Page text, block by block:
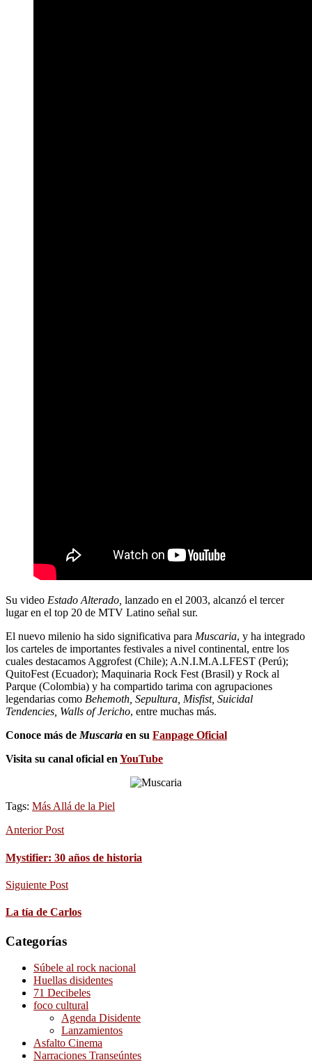
Su video Estado Alterado, lanzado en el 2003, alcanzó el tercer
lugar en el top 20 de MTV Latino señal sur.
El nuevo milenio ha sido significativa para Muscaria, y ha integrado
los carteles de importantes festivales a nivel continental, entre los
cuales destacamos Aggrofest (Chile); A.N.I.M.A.LFEST (Perú);
QuitoFest (Ecuador); Maquinaria Rock Fest (Brasil) y Rock al
Parque (Colombia) y ha compartido tarima con agrupaciones
legendarias como Behemoth, Sepultura, Misfist, Suicidal
Tendencies, Walls of Jericho, entre muchas más.
Conoce más deMuscaria en su Fanpage Oficial
Visita su canal oficial enYouTube
Tags: Más Allá de la Piel
Anterior Post
Mystifier: 30 años de historia
Siguiente Post
La tía de Carlos
Categorías
Súbele al rock nacional
Huellas disidentes
71 Decibeles
foco cultural
Agenda Disidente
Lanzamientos
Asfalto Cinema
Narraciones Transeúntes